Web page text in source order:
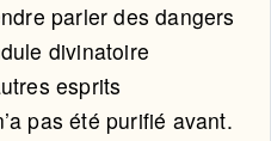
parler des dangers
divinatoire
esprits
pas été purifié avant.